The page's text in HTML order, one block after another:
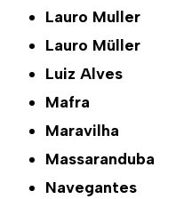
Lauro Muller
Lauro Müller
Luiz Alves
Mafra
Maravilha
Massaranduba
Navegantes